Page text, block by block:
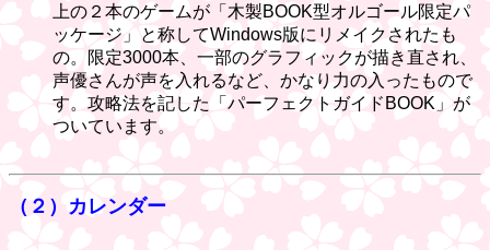
上の２本のゲームが「木製BOOK型オルゴール限定パ
ッケージ」と称してWindows版にリメイクされたも
の。限定3000本、一部のグラフィックが描き直され、
声優さんが声を入れるなど、かなり力の入ったもので
す。攻略法を記した「パーフェクトガイドBOOK」が
ついています。
（２）カレンダー